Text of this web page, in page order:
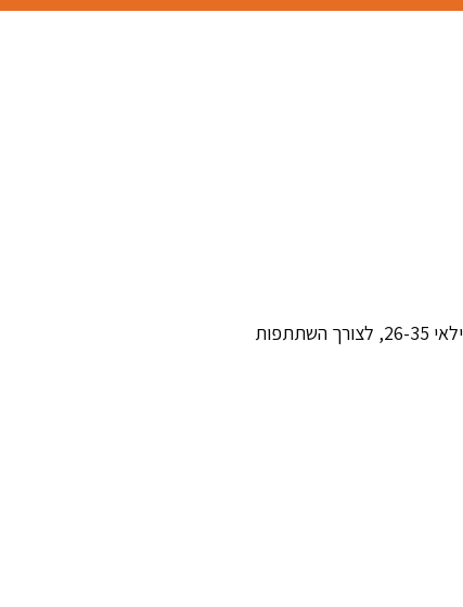
החל מה-19 במאי 2025, ניתן להוציא אישור זכאות ייעודי ליחידים חסרי דירה בגילאי 26-35, לצורך השתתפות